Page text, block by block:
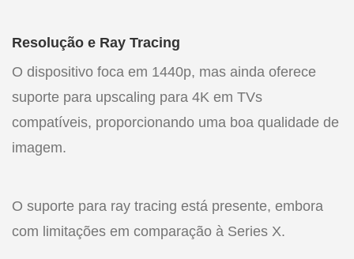
Resolução e Ray Tracing
O dispositivo foca em 1440p, mas ainda oferece
suporte para upscaling para 4K em TVs
compatíveis, proporcionando uma boa qualidade de
imagem.
O suporte para ray tracing está presente, embora
com limitações em comparação à Series X.